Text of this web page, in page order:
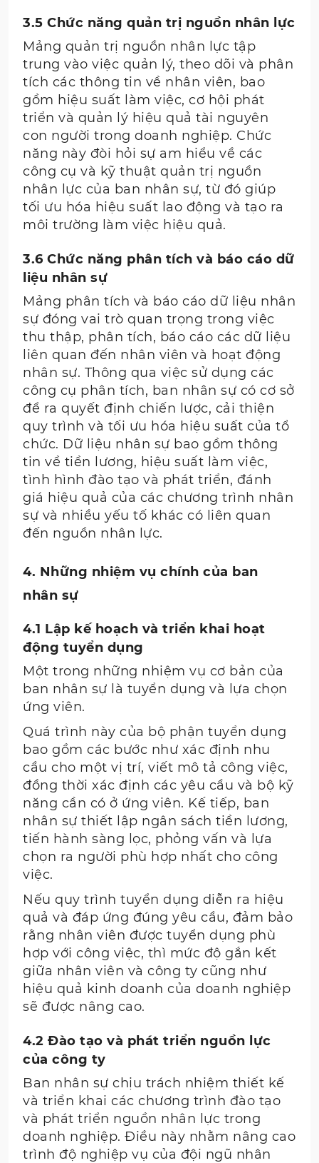
3.5 Chức năng quản trị nguồn nhân lực
Mảng quản trị nguồn nhân lực tập
trung vào việc quản lý, theo dõi và phân
tích các thông tin về nhân viên, bao
gồm hiệu suất làm việc, cơ hội phát
triển và quản lý hiệu quả tài nguyên
con người trong doanh nghiệp. Chức
năng này đòi hỏi sự am hiểu về các
công cụ và kỹ thuật quản trị nguồn
nhân lực của ban nhân sự, từ đó giúp
tối ưu hóa hiệu suất lao động và tạo ra
môi trường làm việc hiệu quả.
3.6 Chức năng phân tích và báo cáo dữ
liệu nhân sự
Mảng phân tích và báo cáo dữ liệu nhân
sự đóng vai trò quan trọng trong việc
thu thập, phân tích, báo cáo các dữ liệu
liên quan đến nhân viên và hoạt động
nhân sự. Thông qua việc sử dụng các
công cụ phân tích, ban nhân sự có cơ sở
để ra quyết định chiến lược, cải thiện
quy trình và tối ưu hóa hiệu suất của tổ
chức. Dữ liệu nhân sự bao gồm thông
tin về tiền lương, hiệu suất làm việc,
tình hình đào tạo và phát triển, đánh
giá hiệu quả của các chương trình nhân
sự và nhiều yếu tố khác có liên quan
đến nguồn nhân lực.
4. Những nhiệm vụ chính của ban
nhân sự
4.1 Lập kế hoạch và triển khai hoạt
động tuyển dụng
Một trong những nhiệm vụ cơ bản của
ban nhân sự là tuyển dụng và lựa chọn
ứng viên.
Quá trình này của bộ phận tuyển dụng
bao gồm các bước như xác định nhu
cầu cho một vị trí, viết mô tả công việc,
đồng thời xác định các yêu cầu và bộ kỹ
năng cần có ở ứng viên. Kế tiếp, ban
nhân sự thiết lập ngân sách tiền lương,
tiến hành sàng lọc, phỏng vấn và lựa
chọn ra người phù hợp nhất cho công
việc.
Nếu quy trình tuyển dụng diễn ra hiệu
quả và đáp ứng đúng yêu cầu, đảm bảo
rằng nhân viên được tuyển dụng phù
hợp với công việc, thì mức độ gắn kết
giữa nhân viên và công ty cũng như
hiệu quả kinh doanh của doanh nghiệp
sẽ được nâng cao.
4.2 Đào tạo và phát triển nguồn lực
của công ty
Ban nhân sự chịu trách nhiệm thiết kế
và triển khai các chương trình đào tạo
và phát triển nguồn nhân lực trong
doanh nghiệp. Điều này nhằm nâng cao
trình độ nghiệp vụ của đội ngũ nhân